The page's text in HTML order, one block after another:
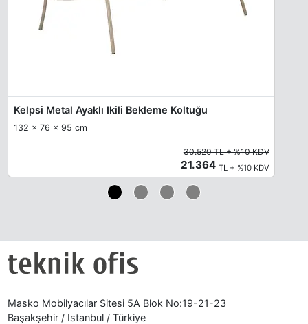
Kelpsi Metal Ayaklı Ikili Bekleme Koltuğu
132 x 76 x 95 cm
30.520 TL + %10 KDV
21.364 TL + %10 KDV
Masko Mobilyacılar Sitesi 5A Blok No:19-21-23
Başakşehir / Istanbul / Türkiye